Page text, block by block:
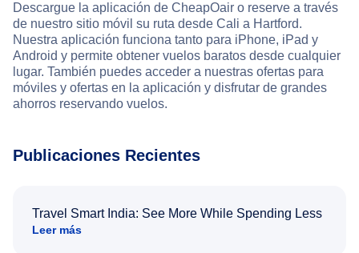
Descargue la aplicación de CheapOair o reserve a través
de nuestro sitio móvil su ruta desde Cali a Hartford.
Nuestra aplicación funciona tanto para iPhone, iPad y
Android y permite obtener vuelos baratos desde cualquier
lugar. También puedes acceder a nuestras ofertas para
móviles y ofertas en la aplicación y disfrutar de grandes
ahorros reservando vuelos.
Publicaciones Recientes
Travel Smart India: See More While Spending Less
Leer más